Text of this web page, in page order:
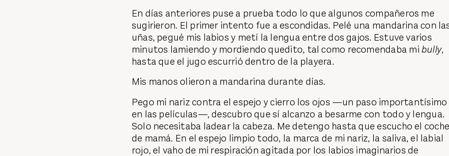
En días anteriores puse a prueba todo lo que algunos compañeros me
sugirieron. El primer intento fue a escondidas. Pelé una mandarina con
uñas, pegué mis labios y metí la lengua entre dos gajos. Estuve varios
minutos lamiendo y mordiendo quedito, tal como recomendaba mi bully,
hasta que el jugo escurrió dentro de la playera.
Mis manos olieron a mandarina durante días.
Pego mi nariz contra el espejo y cierro los ojos —un paso importantísimo
en las películas—, descubro que sí alcanzo a besarme con todo y lengua.
Solo necesitaba ladear la cabeza. Me detengo hasta que escucho el coche
de mamá. En el espejo limpio todo, la marca de mi nariz, la saliva, el labial
rojo, el vaho de mi respiración agitada por los labios imaginarios de